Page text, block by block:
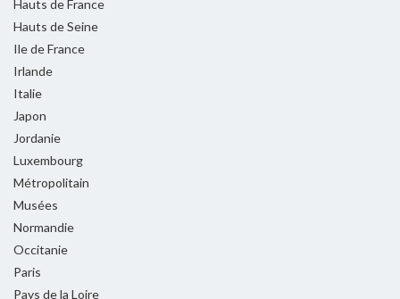
Hauts de France
Hauts de Seine
Ile de France
Irlande
Italie
Japon
Jordanie
Luxembourg
Métropolitain
Musées
Normandie
Occitanie
Paris
Pays de la Loire